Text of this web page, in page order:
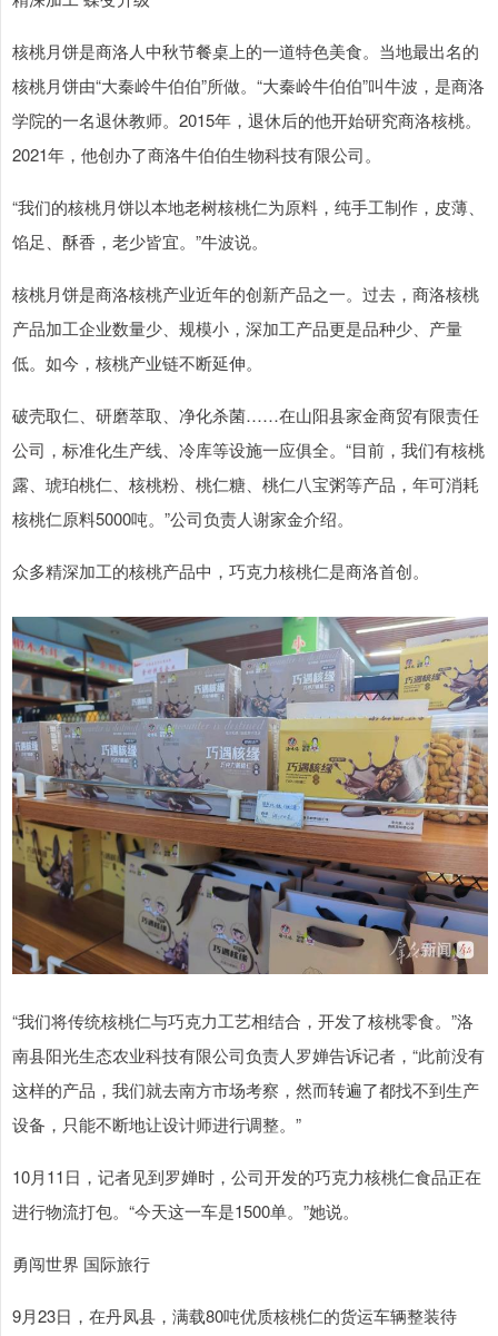
核桃月饼是商洛人中秋节餐桌上的一道特色美食。当地最出名的
核桃月饼由“大秦岭牛伯伯”所做。“大秦岭牛伯伯”叫牛波，是商洛
学院的一名退休教师。2015年，退休后的他开始研究商洛核桃。
2021年，他创办了商洛牛伯伯生物科技有限公司。
“我们的核桃月饼以本地老树核桃仁为原料，纯手工制作，皮薄、
馅足、酥香，老少皆宜。”牛波说。
核桃月饼是商洛核桃产业近年的创新产品之一。过去，商洛核桃
产品加工企业数量少、规模小，深加工产品更是品种少、产量
低。如今，核桃产业链不断延伸。
破壳取仁、研磨萃取、净化杀菌……在山阳县家金商贸有限责任
公司，标准化生产线、冷库等设施一应俱全。“目前，我们有核桃
露、琥珀桃仁、核桃粉、桃仁糖、桃仁八宝粥等产品，年可消耗
核桃仁原料5000吨。”公司负责人谢家金介绍。
众多精深加工的核桃产品中，巧克力核桃仁是商洛首创。
“我们将传统核桃仁与巧克力工艺相结合，开发了核桃零食。”洛
南县阳光生态农业科技有限公司负责人罗婵告诉记者，“此前没有
这样的产品，我们就去南方市场考察，然而转遍了都找不到生产
设备，只能不断地让设计师进行调整。”
10月11日，记者见到罗婵时，公司开发的巧克力核桃仁食品正在
进行物流打包。“今天这一车是1500单。”她说。
勇闯世界 国际旅行
9月23日，在丹凤县，满载80吨优质核桃仁的货运车辆整装待